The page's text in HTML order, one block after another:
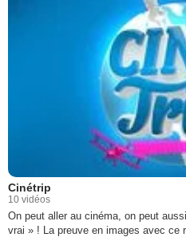
Cinétrip
10 vidéos
On peut aller au cinéma, on peut
vrai » ! La preuve en images avec ce